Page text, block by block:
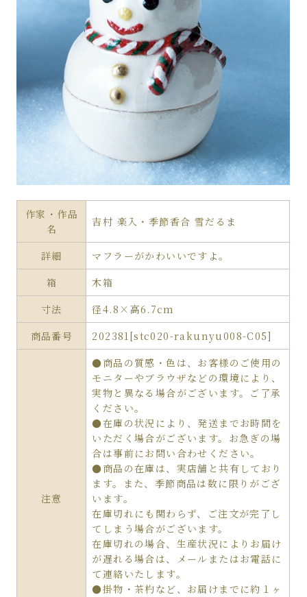
作家・作品
名
吉村 楽入・季節香合 雪だるま
詳細
マフラーがかわいいですよ。
箱
木箱
寸法
径4.8×高6.7cm
商品番号
202381[stc020-rakunyu008-C05]
注意
●商品の質感・色は、お客様のご使用の
モニターやブラウザなどの環境により、
実物と異なる場合がございます。ご了承
ください。
●在庫の状況により、発送までお時間を
いただく場合がございます。お急ぎの場
合は事前にお問い合わせください。
●商品の在庫は、実店舗と共有しており
ます。また、季節商品は数に限りがござ
います。
在庫切れにも関わらず、ご注文が完了し
てしまう場合がございます。
在庫切れの場合、生産状況によりお届け
が遅れる場合は、メールまたはお電話に
て連絡いたします。
●掛物・茶杓など、お届けまでに約１ヶ